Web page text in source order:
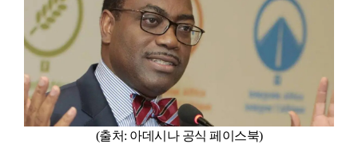
(출처: 아데시나 공식 페이스북)